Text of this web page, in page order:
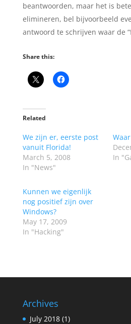
beantwoorden, maar het is
elimineren, bel bijvoorbeeld
antwoord te schrijven waar de
Share this:
Related
We zijn er, eerste post
vanuit Florida!
March 5, 2008
In "News"
In
Kunnen we eigenlijk
nog positief zijn over
Windows?
May 17, 2009
In "Hacking"
Archives
July 2018(1)